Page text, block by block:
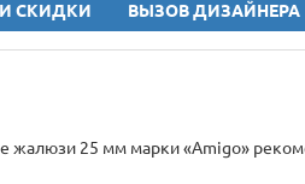
СКИДКИ ВЫЗОВ ДИЗАЙНЕРА
жалюзи 25 мм марки «Amigo»